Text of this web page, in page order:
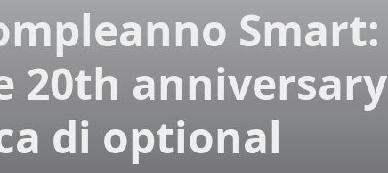
Smart:
20th anniversary
di optional